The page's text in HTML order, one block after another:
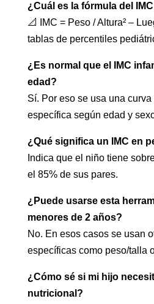
¿Cuál es la fórmula del
📐 IMC = Peso / Altura² –
tablas de percentiles
¿Es normal que el IMC
edad?
Sí. Por eso se usa una
específica según edad y
¿Qué significa un IMC en
Indica que el niño tiene
el 85% de sus pares.
¿Puede usarse esta
menores de 2 años?
No. En esos casos se usan
específicas como peso/talla
¿Cómo sé si mi hijo
nutricional?